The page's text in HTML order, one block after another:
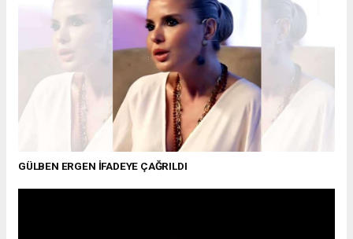
GÜLBEN ERGEN İFADEYE ÇAĞRILDI